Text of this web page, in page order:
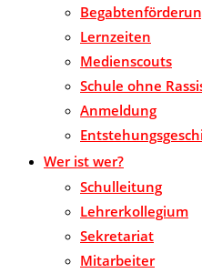
Lernzeiten
Medienscouts
Schule ohne
Anmeldung
Wer ist wer?
Schulleitung
Lehrerkollegium
Sekretariat
Mitarbeiter